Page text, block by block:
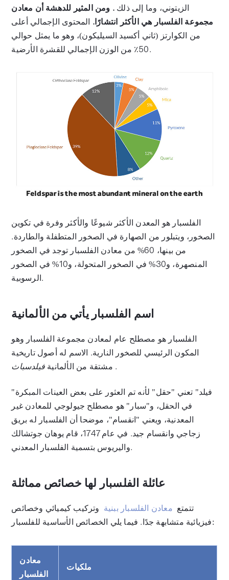
الزيتوني، وما إلى ذلك . ومن المثير للدهشة أن معادن
مجموعة الفلسبار هي الأكثر انتشارًا. المحتوى الإجمالي أعلى
من الكوارتز (ثاني أكسيد السيليكون)، وهو ما يمثل حوالي
50٪ من الوزن الإجمالي للقشرة الأرضية.
الفلسبار هو المعدن الأكثر شيوعًا والأكثر وفرة في تكوين
الصخور، ويتبلور من الصهارة في الصخور المتطفلة والطاردة.
من بينها، 60% من معادن الفلسبار توجد في الصخور
المنصهرة، و30% في الصخور المتحولة، و10% في الصخور
الرسوبية.
اسم الفلسبار يأتي من الألمانية
الفلسبار هو مصطلح عام لمعادن مجموعة الفلسبار وهو
المكون الرئيسي للصخور النارية. الاسم له أصول تاريخية
مشتقة من الألمانية فيلدسباث .
"فيلد" تعني "حقل" لأنه تم العثور على بعض العينات المبكرة
في الحقل، و"سبار" هو مصطلح جيولوجي للمعادن غير
المعدنية، ويعني "انقسام"، موضحا أن الفلسبار له بريق
زجاجي وانقسام جيد. في عام 1747، قام يوهان جوتشالك
واليريوس بتسمية الفلسبار المعدني.
عائلة الفلسبار لها خصائص مماثلة
تتمتع معادن الفلسبار ببنية وتركيب كيميائي وخصائص
فيزيائية متشابهة جدًا. فيما يلي الخصائص الأساسية للفلسبار:
معادن
الفلسبار
ملكيات